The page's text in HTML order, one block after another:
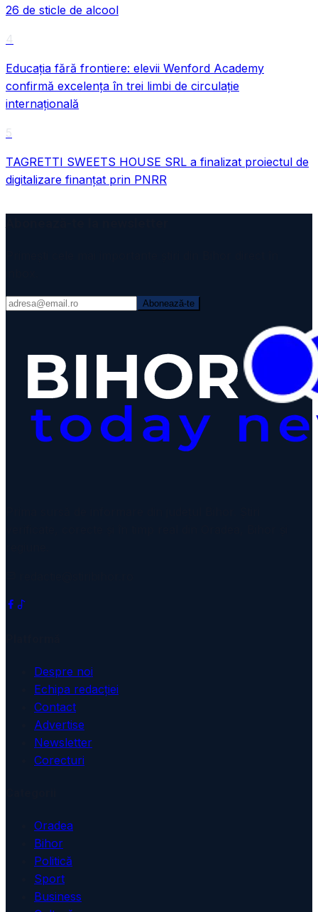
VIDEO
26 de sticle de alcool
4
Educația fără frontiere: elevii Wenford Academy
confirmă excelența în trei limbi de circulație
internațională
5
TAGRETTI SWEETS HOUSE SRL a finalizat proiectul de
digitalizare finanțat prin PNRR
Abonează-te
Despre noi
Echipa redacției
Contact
Advertise
Newsletter
Corecturi
Oradea
Bihor
Politică
Sport
Business